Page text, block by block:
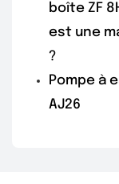
boîte ZF
est une
?
Pompe à
AJ26